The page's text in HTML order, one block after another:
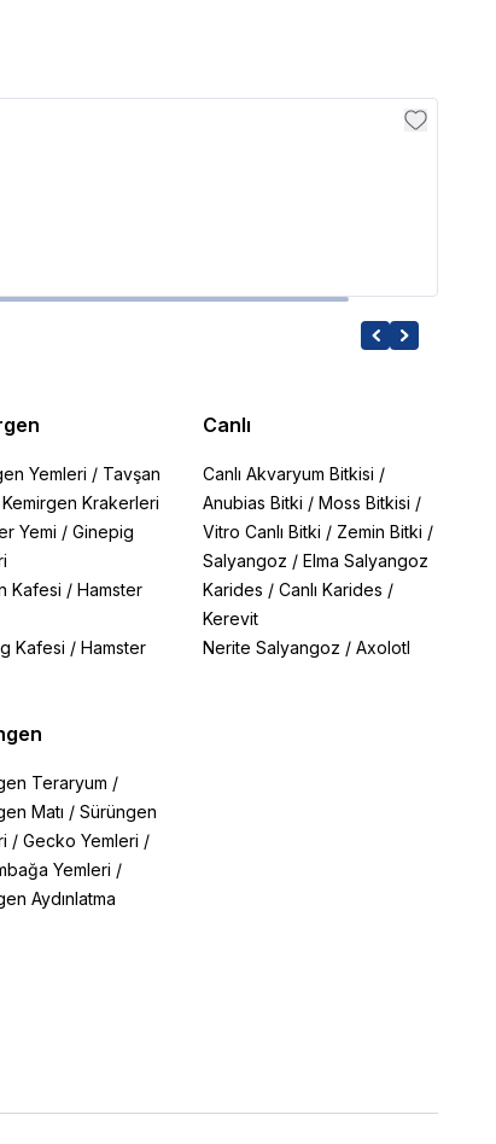
Yemleri / Tavşan
Kemirgen Krakerleri
Yemi / Ginepig
Kafesi / Hamster
Kafesi / Hamster
Teraryum /
Matı / Sürüngen
/ Gecko Yemleri /
Yemleri /
Aydınlatma
Canlı
Canlı Akvaryum Bitkisi /
Anubias Bitki /Moss Bitkisi /
Vitro Canlı Bitki / Zemin Bitki /
Salyangoz /Elma Salyangoz
Karides /Canlı Karides /
Kerevit
Nerite Salyangoz /Axolotl